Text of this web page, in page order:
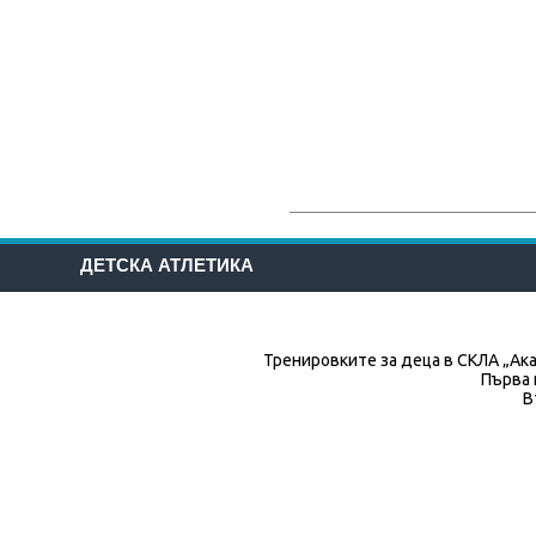
ДЕТСКА АТЛЕТИКА
Тренировките за деца в СКЛА
Първа